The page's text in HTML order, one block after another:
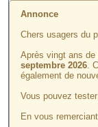
Annonce
Chers usagers du
Après vingt ans
septembre 2026.
également de
Vous pouvez
En vous